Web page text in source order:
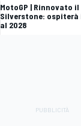
MotoGP | Rinnovato
Silverstone: ospiterà
al 2028